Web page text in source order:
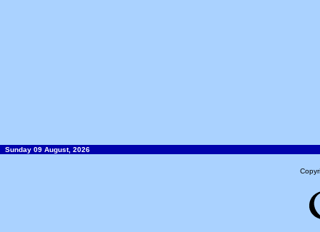
Sunday 09 August, 2026